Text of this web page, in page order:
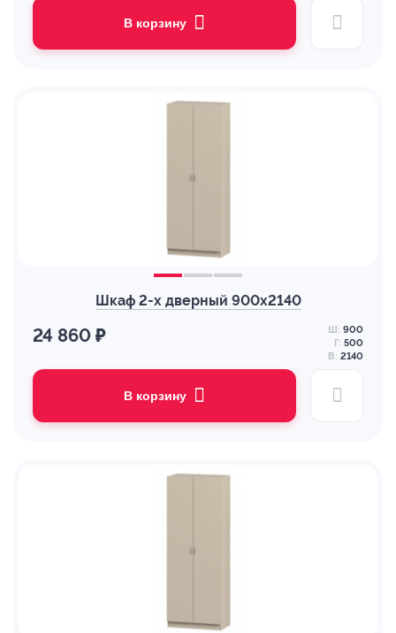
В корзину
Шкаф 2-х дверный 900х2140
24 860 ₽ Ш: 900
Г: 500
В: 2140
В корзину